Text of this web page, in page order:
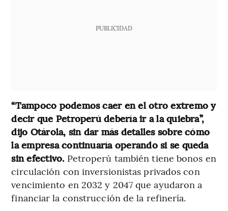
PUBLICIDAD
“Tampoco podemos caer en el otro extremo y
decir que Petroperú debería ir a la quiebra”,
dijo Otárola, sin dar más detalles sobre cómo
la empresa continuaría operando si se queda
sin efectivo. Petroperú también tiene bonos en
circulación con inversionistas privados con
vencimiento en 2032 y 2047 que ayudaron a
financiar la construcción de la refinería.